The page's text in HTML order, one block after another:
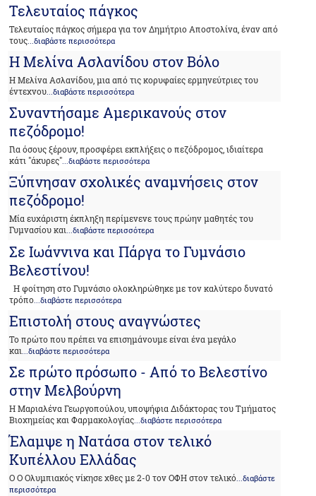
Τελευταίος πάγκος
Τελευταίος πάγκος σήμερα για τον Δημήτριο Αποστολίνα, έναν από
τους ...διαβάστε περισσότερα
Η Μελίνα Ασλανίδου στον Βόλο
Η Μελίνα Ασλανίδου, μια από τις κορυφαίες ερμηνεύτριες του
έντεχνου...διαβάστε περισσότερα
Συναντήσαμε Αμερικανούς στον
πεζόδρομο!
Για όσους ξέρουν, προσφέρει εκπλήξεις ο πεζόδρομος, ιδιαίτερα
κάτι "άκυρες"...διαβάστε περισσότερα
Ξύπνησαν σχολικές αναμνήσεις στον
πεζόδρομο!
Μία ευχάριστη έκπληξη περίμενενε τους πρώην μαθητές του
Γυμνασίου και...διαβάστε περισσότερα
Σε Ιωάννινα και Πάργα το Γυμνάσιο
Βελεστίνου!
Η φοίτηση στο Γυμνάσιο ολοκληρώθηκε με τον καλύτερο δυνατό
τρόπο ...διαβάστε περισσότερα
Επιστολή στους αναγνώστες
Το πρώτο που πρέπει να επισημάνουμε είναι ένα μεγάλο
και...διαβάστε περισσότερα
Σε πρώτο πρόσωπο - Από το Βελεστίνο
στην Μελβούρνη
Η Μαριαλένα Γεωργοπούλου, υποψήφια Διδάκτορας του Τμήματος
Βιοχημείας και Φαρμακολογίας...διαβάστε περισσότερα
Έλαμψε η Νατάσα στον τελικό
Κυπέλλου Ελλάδας
Ο Ο Ολυμπιακός νίκησε χθες με 2-0 τον ΟΦΗ στον τελικό...διαβάστε
περισσότερα